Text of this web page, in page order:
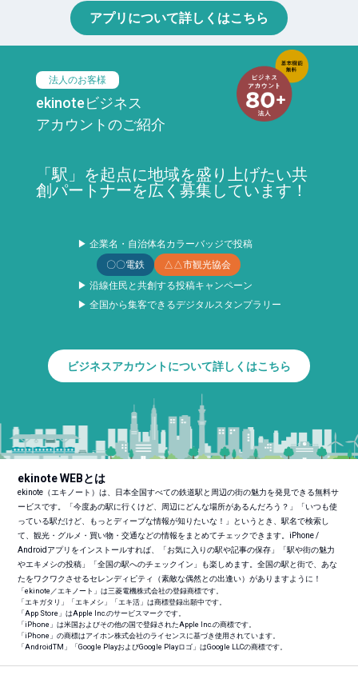
アプリについて詳しくはこちら
法人のお客様
ekinoteビジネス
アカウントのご紹介
「駅」を起点に地域を盛り上げたい共
創パートナーを広く募集しています！
▶ 企業名・自治体名カラーバッジで投稿
〇〇電鉄
△△市観光協会
▶ 沿線住民と共創する投稿キャンペーン
▶ 全国から集客できるデジタルスタンプラリー
ビジネスアカウントについて詳しくはこちら
ekinote WEBとは
ekinote（エキノート）は、日本全国すべての鉄道駅と周辺の街の魅力を発見できる無料サ
ービスです。「今度あの駅に行くけど、周辺にどんな場所があるんだろう？」「いつも使
っている駅だけど、もっとディープな情報が知りたいな！」というとき、駅名で検索し
て、観光・グルメ・買い物・交通などの情報をまとめてチェックできます。iPhone /
Androidアプリをインストールすれば、「お気に入りの駅や記事の保存」「駅や街の魅力
やエキメシの投稿」「全国の駅へのチェックイン」も楽しめます。全国の駅と街で、あな
たをワクワクさせるセレンディピティ（素敵な偶然との出逢い）がありますように！
「ekinote／エキノート」は三菱電機株式会社の登録商標です。
「エキガタリ」「エキメシ」「エキ活」は商標登録出願中です。
「App Store」はApple Inc.のサービスマークです。
「iPhone」は米国およびその他の国で登録されたApple Inc.の商標です。
「iPhone」の商標はアイホン株式会社のライセンスに基づき使用されています。
「AndroidTM 」「Google PlayおよびGoogle Playロゴ」はGoogle LLCの商標です。